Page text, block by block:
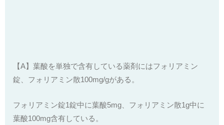
【A】葉酸を単独で含有している薬剤にはフォリアミン
錠、フォリアミン散100mg/gがある。
フォリアミン錠1錠中に葉酸5mg、フォリアミン散1g中に
葉酸100mg含有している。